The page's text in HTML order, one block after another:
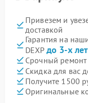
Привезем и
доставкой
Гарантия на
DEXP до 3-х лет
Срочный ремонт
Скидка для вас
Получите 1500
Оригинальные